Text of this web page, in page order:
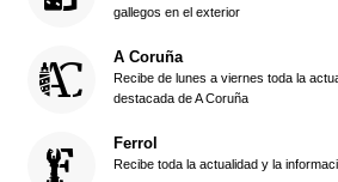
gallegos en el exterior
A Coruña
Recibe de lunes a viernes toda la
destacada de A Coruña
Ferrol
Recibe toda la actualidad y la